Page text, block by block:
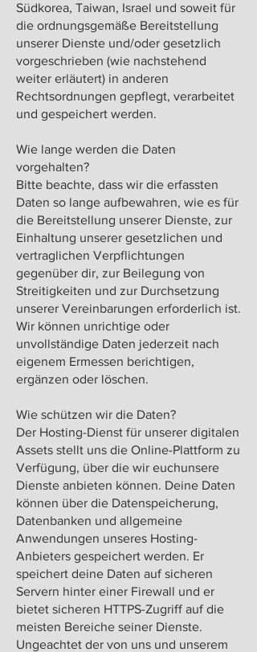
Südkorea, Taiwan, Israel und soweit für
die ordnungsgemäße Bereitstellung
unserer Dienste und/oder gesetzlich
vorgeschrieben (wie nachstehend
weiter erläutert) in anderen
Rechtsordnungen gepflegt, verarbeitet
und gespeichert werden.
Wie lange werden die Daten
vorgehalten?
Bitte beachte, dass wir die erfassten
Daten so lange aufbewahren, wie es für
die Bereitstellung unserer Dienste, zur
Einhaltung unserer gesetzlichen und
vertraglichen Verpflichtungen
gegenüber dir, zur Beilegung von
Streitigkeiten und zur Durchsetzung
unserer Vereinbarungen erforderlich ist.
Wir können unrichtige oder
unvollständige Daten jederzeit nach
eigenem Ermessen berichtigen,
ergänzen oder löschen.
Wie schützen wir die Daten?
Der Hosting-Dienst für unserer digitalen
Assets stellt uns die Online-Plattform zu
Verfügung, über die wir euchunsere
Dienste anbieten können. Deine Daten
können über die Datenspeicherung,
Datenbanken und allgemeine
Anwendungen unseres Hosting-
Anbieters gespeichert werden. Er
speichert deine Daten auf sicheren
Servern hinter einer Firewall und er
bietet sicheren HTTPS-Zugriff auf die
meisten Bereiche seiner Dienste.​​
Ungeachtet der von uns und unserem